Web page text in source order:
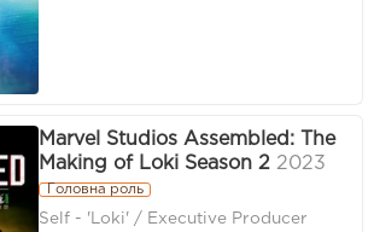
Marvel Studios Assembled: The
Making of Loki Season 2 2023
Головна роль
Self - 'Loki' / Executive Producer